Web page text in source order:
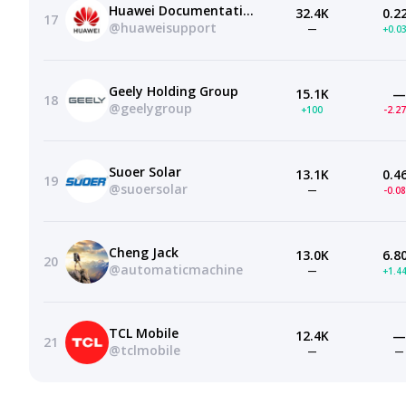
17
Huawei Documentation Insights
@huaweisupport
32.4K
—
18
Geely Holding Group
@geelygroup
15.1K
+100
—
-
19
Suoer Solar
@suoersolar
13.1K
— -
20
Cheng Jack
@automaticmachine
13.0K
—
21
TCL Mobile
@tclmobile
12.4K
—
—
—